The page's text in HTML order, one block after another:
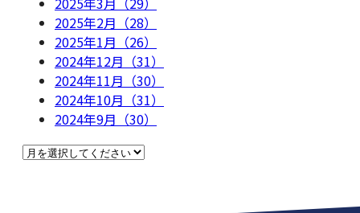
2025年2月（28）
2025年1月（26）
2024年12月（31）
2024年11月（30）
2024年10月（31）
2024年9月（30）